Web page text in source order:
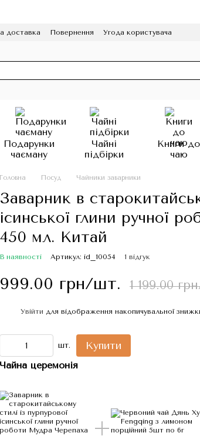
доставка Повернення
Угода користувача
Подарунки
чаєману
Чайні
підбірки
Книги до
чаю
Головна Посуд Чайники заварники
Заварник в
ісинської глини ручної
450 мл. Китай
В наявності Артикул: id_10054 1 відгук
999.00 грн/шт. 1 199.00
Увійти для відображення накопичувальної
шт. Купити
Чайна церемонія